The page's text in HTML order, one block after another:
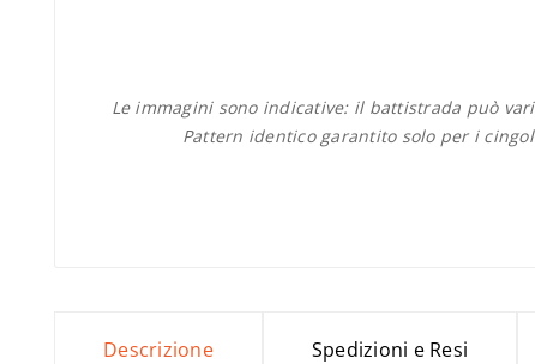
Le immagini sono indicative: il battistrada può
Pattern identico garantito solo per i
Descrizione Spedizioni e Resi